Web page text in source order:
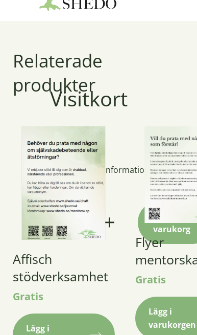
Visitkort
Gratis
Visitkort med information om
Visitkort
mängd
Lägg i
varukorg
Relaterade
produkter
Affisch
stödverksamhet
Gratis
Lägg i
Flyer
Gratis
Lägg i
varukorgen